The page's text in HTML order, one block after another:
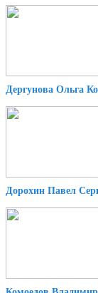
Дергунова Ольга
Дорохин Павел